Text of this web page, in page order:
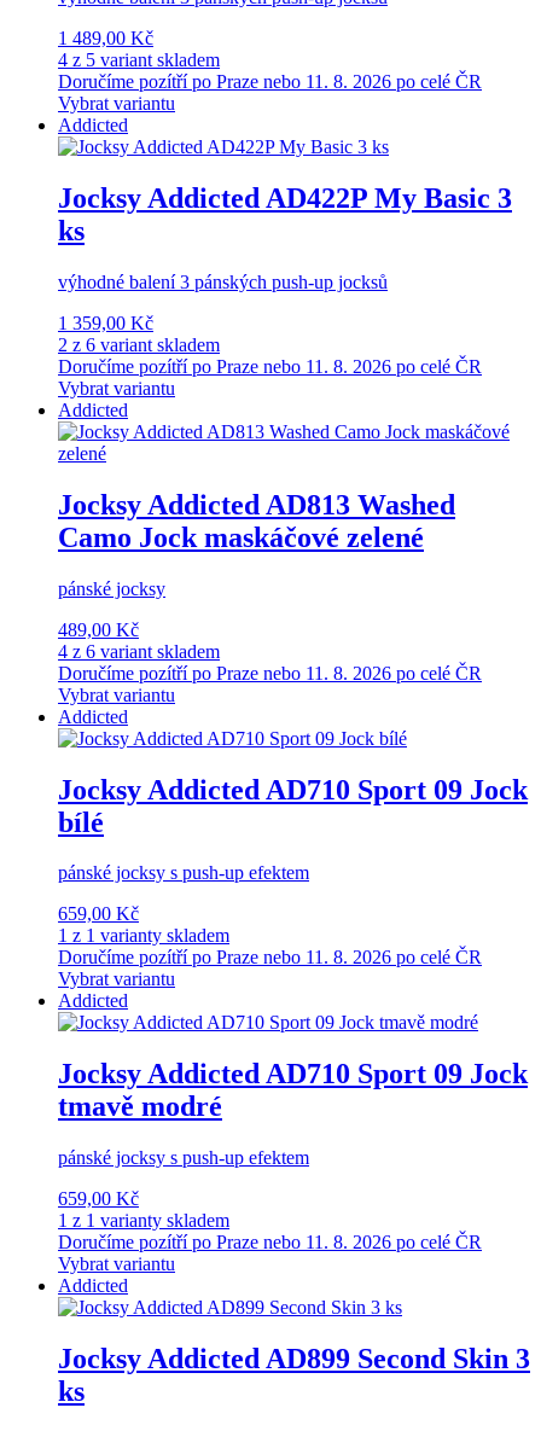
1 489,00 Kč
4 z 5 variant skladem
Doručíme pozítří po Praze nebo 11. 8. 2026 po celé ČR
Vybrat variantu
Addicted
Jocksy Addicted AD422P My Basic 3
ks
výhodné balení 3 pánských push-up jocksů
1 359,00 Kč
2 z 6 variant skladem
Doručíme pozítří po Praze nebo 11. 8. 2026 po celé ČR
Vybrat variantu
Addicted
Jocksy Addicted AD813 Washed
Camo Jock maskáčové zelené
pánské jocksy
489,00 Kč
4 z 6 variant skladem
Doručíme pozítří po Praze nebo 11. 8. 2026 po celé ČR
Vybrat variantu
Addicted
Jocksy Addicted AD710 Sport 09 Jock
bílé
pánské jocksy s push-up efektem
659,00 Kč
1 z 1 varianty skladem
Doručíme pozítří po Praze nebo 11. 8. 2026 po celé ČR
Vybrat variantu
Addicted
Jocksy Addicted AD710 Sport 09 Jock
tmavě modré
pánské jocksy s push-up efektem
659,00 Kč
1 z 1 varianty skladem
Doručíme pozítří po Praze nebo 11. 8. 2026 po celé ČR
Vybrat variantu
Addicted
Jocksy Addicted AD899 Second Skin 3
ks